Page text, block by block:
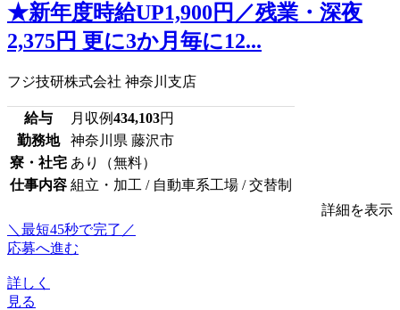
★新年度時給UP1,900円／残業・深夜
2,375円 更に3か月毎に12...
フジ技研株式会社 神奈川支店
給与 月収例434,103円
勤務地
神奈川県 藤沢市
寮・社宅 あり（無料）
仕事内容 組立・加工 / 自動車系工場 / 交替制
詳細を表示
＼最短45秒で完了／
応募へ進む
詳しく
見る